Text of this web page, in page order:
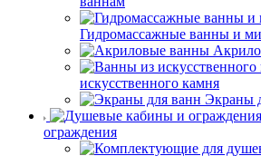
Гидромассажные ванны и
искусственного камня
Экраны
ограждения